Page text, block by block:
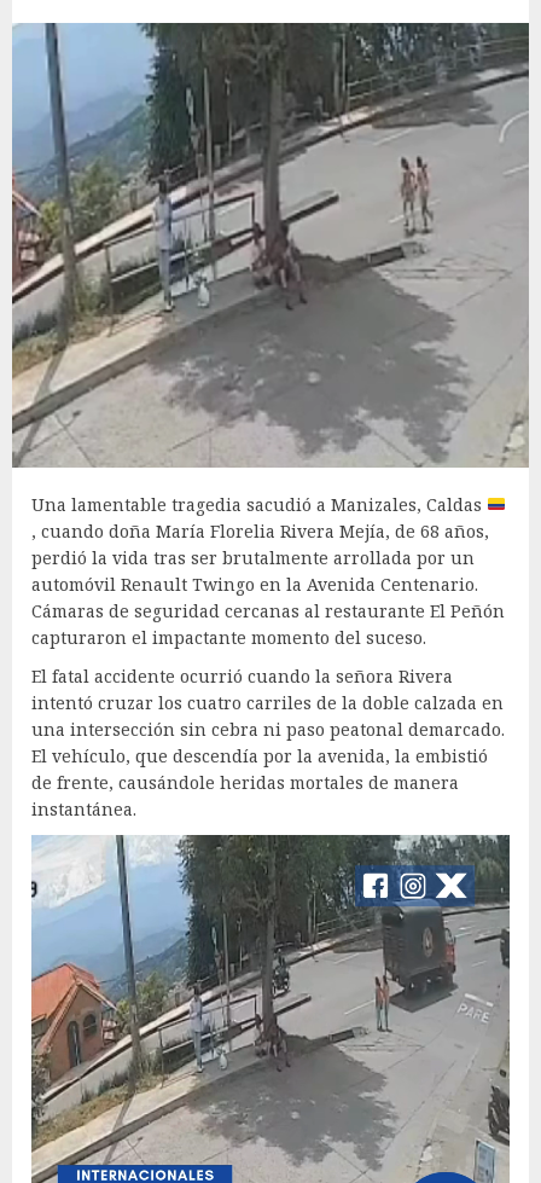
Una lamentable tragedia sacudió a Manizales, Caldas
, cuando doña María Florelia Rivera Mejía, de 68 años,
perdió la vida tras ser brutalmente arrollada por un
automóvil Renault Twingo en la Avenida Centenario.
Cámaras de seguridad cercanas al restaurante El Peñón
capturaron el impactante momento del suceso.
El fatal accidente ocurrió cuando la señora Rivera
intentó cruzar los cuatro carriles de la doble calzada en
una intersección sin cebra ni paso peatonal demarcado.
El vehículo, que descendía por la avenida, la embistió
de frente, causándole heridas mortales de manera
instantánea.